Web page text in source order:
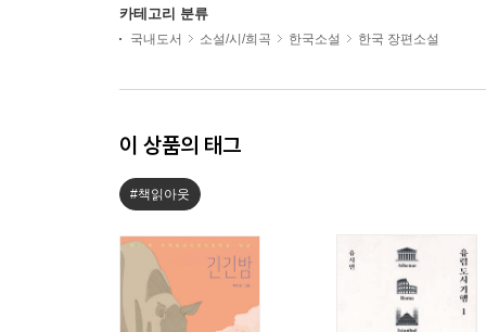
카테고리 분류
국내도서 소설/시/희곡 한국소설 한국 장편소설
이 상품의 태그
#책읽아웃